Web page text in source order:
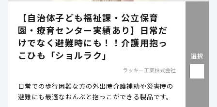
【自治体子ども福祉課・公立保育
園・療育センター実績あり】日常だ
けでなく避難時にも！！介護用抱っ
こひも「ショルラク」
ラッキー工業株式会社
日常での歩行困難な方の外出時介護補助や災害時の
避難にも最適なおんぶと抱っこができる製品です。
選択